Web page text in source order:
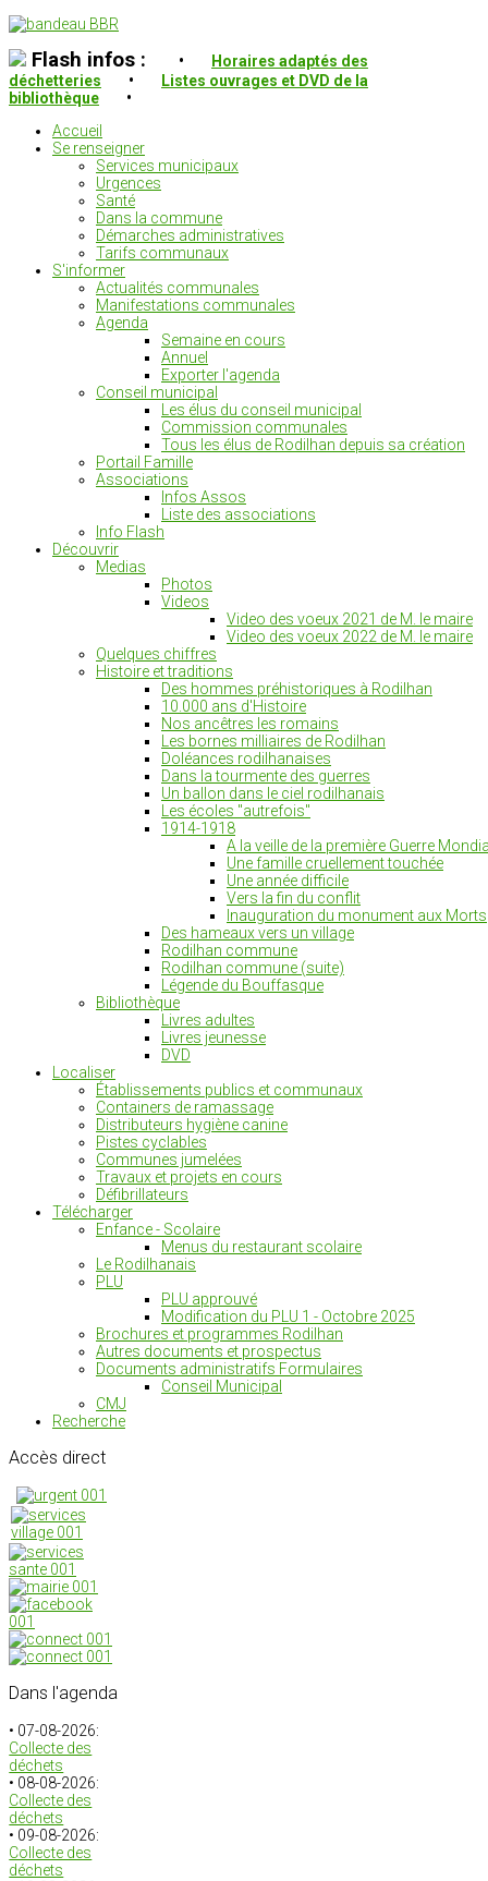
Flash infos : •
Horaires adaptés des
déchetteries
•
Listes ouvrages et DVD de la
bibliothèque
•
Accueil
Se renseigner
Services municipaux
Urgences
Santé
Dans la commune
Démarches administratives
Tarifs communaux
S'informer
Actualités communales
Manifestations communales
Agenda
Semaine en cours
Annuel
Exporter l'agenda
Conseil municipal
Les élus du conseil municipal
Commission communales
Tous les élus de Rodilhan depuis sa création
Portail Famille
Associations
Infos Assos
Liste des associations
Info Flash
Découvrir
Medias
Photos
Videos
Video des voeux 2021 de M. le maire
Video des voeux 2022 de M. le maire
Quelques chiffres
Histoire et traditions
Des hommes préhistoriques à Rodilhan
10.000 ans d'Histoire
Nos ancêtres les romains
Les bornes milliaires de Rodilhan
Doléances rodilhanaises
Dans la tourmente des guerres
Un ballon dans le ciel rodilhanais
Les écoles "autrefois"
1914-1918
A la veille de la première Guerre
Une famille cruellement touchée
Une année difficile
Vers la fin du conflit
Inauguration du monument aux Morts
Des hameaux vers un village
Rodilhan commune
Rodilhan commune (suite)
Légende du Bouffasque
Bibliothèque
Livres adultes
Livres jeunesse
DVD
Localiser
Établissements publics et communaux
Containers de ramassage
Distributeurs hygiène canine
Pistes cyclables
Communes jumelées
Travaux et projets en cours
Défibrillateurs
Télécharger
Enfance - Scolaire
Menus du restaurant scolaire
Le Rodilhanais
PLU
PLU approuvé
Modification du PLU 1 - Octobre 2025
Brochures et programmes Rodilhan
Autres documents et prospectus
Documents administratifs Formulaires
Conseil Municipal
CMJ
Recherche
Accès direct
Dans l'agenda
• 07-08-2026:
Collecte des
déchets
• 08-08-2026:
Collecte des
déchets
• 09-08-2026:
Collecte des
déchets